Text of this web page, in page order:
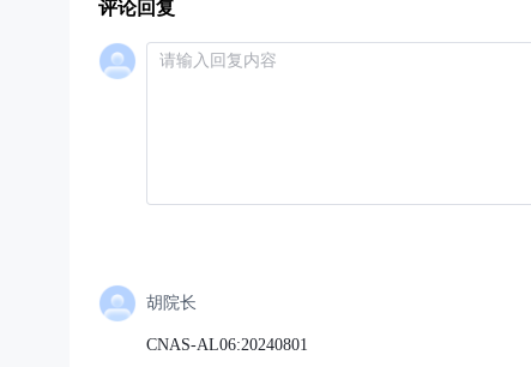
评论回复
胡院长
CNAS-AL06:20240801